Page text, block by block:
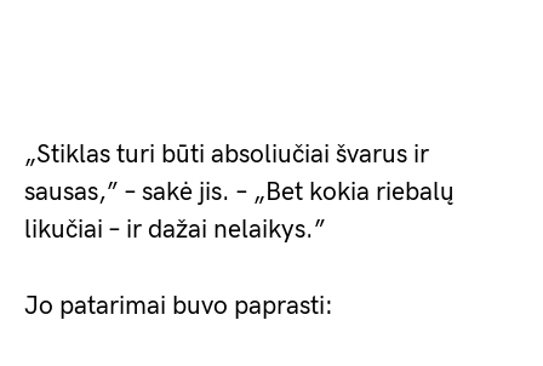
„Stiklas turi būti absoliučiai švarus ir
sausas,” – sakė jis. – „Bet kokia riebalų
likučiai – ir dažai nelaikys.”
Jo patarimai buvo paprasti: